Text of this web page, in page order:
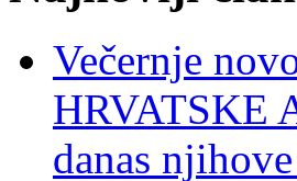
Večernje
HRVATSKE
danas